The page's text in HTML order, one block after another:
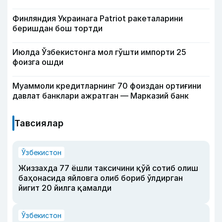
Финляндия Украинага Patriot ракеталарини
беришдан бош тортди
Июлда Ўзбекистонга мол гўшти импорти 25
фоизга ошди
Муаммоли кредитларнинг 70 фоиздан ортиғини
давлат банклари ажратган — Марказий банк
Тавсиялар
Ўзбекистон
Жиззахда 77 ёшли таксичини қўй сотиб олиш
баҳонасида яйловга олиб бориб ўлдирган
йигит 20 йилга қамалди
Ўзбекистон